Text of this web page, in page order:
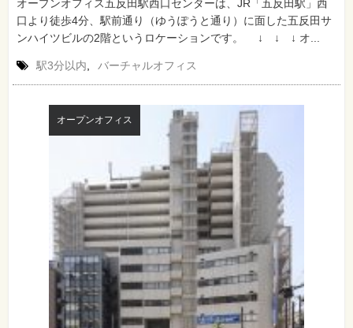
オープンオフィス五反田駅西口センターは、JR「五反田駅」西
口より徒歩4分、駅前通り（ゆうぽうと通り）に面した五反田サ
ンハイツビルの2階というロケーションです。 ↓ ↓ ↓ オ...
駅3分以内 バーチャルオフィス
オープンオフィス